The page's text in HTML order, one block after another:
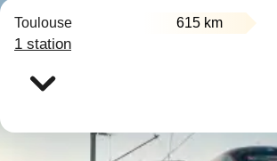
Toulouse 615 km
1 station